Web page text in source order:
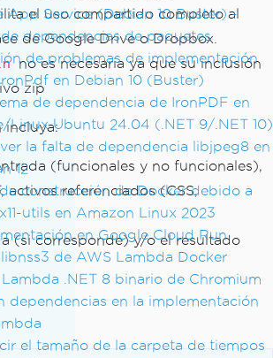
App Service (Debian 10 Buster) -
dependencias de paquetes
de problemas de implementación
en Debian 10 (Buster)
de dependencia de IronPDF en
Linux Ubuntu 24.04 (.NET 9/.NET 10)
la falta de dependencia libjpeg8 en
12
construcción de Docker debido a
utils en Amazon Linux 2023
en Google Cloud Run
de AWS Lambda Docker
.NET 8 binario de Chromium
dependencias en la implementación
el tamaño de la carpeta de tiempos
el uso compartido completo al
de Google Drive o Dropbox.
no es necesaria ya que su inclusión
zip
incluya:
(funcionales y no funcionales),
activos referenciados (CSS,
(si corresponde) y/o el resultado